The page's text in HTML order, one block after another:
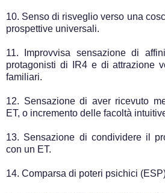
10. Senso di risveglio verso una
prospettive universali.
11. Improvvisa sensazione di
protagonisti di IR4 e di attrazione
familiari.
12. Sensazione di aver ricevuto
ET, o incremento delle facoltà
13. Sensazione di condividere il
con un ET.
14. Comparsa di poteri psichici